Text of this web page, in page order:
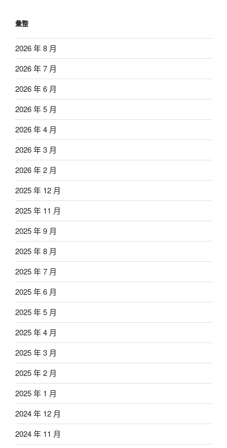
彙整
2026 年 8 月
2026 年 7 月
2026 年 6 月
2026 年 5 月
2026 年 4 月
2026 年 3 月
2026 年 2 月
2025 年 12 月
2025 年 11 月
2025 年 9 月
2025 年 8 月
2025 年 7 月
2025 年 6 月
2025 年 5 月
2025 年 4 月
2025 年 3 月
2025 年 2 月
2025 年 1 月
2024 年 12 月
2024 年 11 月